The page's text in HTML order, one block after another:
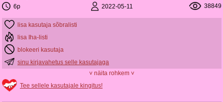
6p 2022-05-11 38849
lisa kasutaja sõbralisti
lisa Iha-listi
blokeeri kasutaja
sinu kirjavahetus selle kasutajaga
˅ näita rohkem ˅
Tee sellele kasutajale kingitus!